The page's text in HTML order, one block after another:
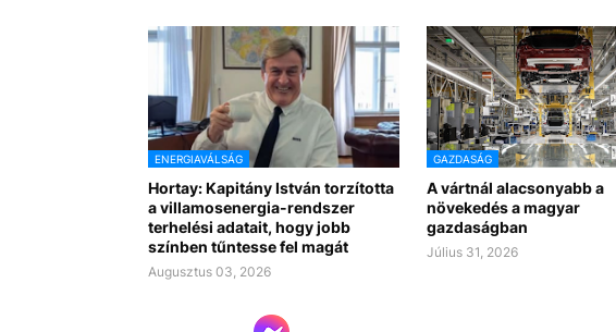
ENERGIAVÁLSÁG
Hortay: Kapitány István torzította
a villamosenergia-rendszer
terhelési adatait, hogy jobb
színben tűntesse fel magát
Augusztus 03, 2026
GAZDASÁG
A vártnál alacsonyabb a
növekedés a magyar
gazdaságban
Július 31, 2026